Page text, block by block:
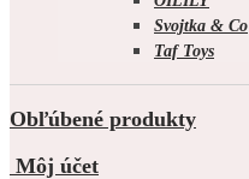
Svojtka & Co
Taf Toys
Obľúbené produkty
Môj účet